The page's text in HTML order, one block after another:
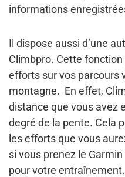
informations
Il dispose aussi d’une
Climbpro. Cette
efforts sur vos parcours
montagne. En effet,
distance que vous avez
degré de la pente. Cela
les efforts que vous
si vous prenez le
pour votre entraînement.